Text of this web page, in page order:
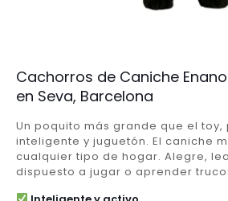
Cachorros de Caniche
en Seva, Barcelona
Un poquito más grande que el toy,
inteligente y juguetón. El caniche
cualquier tipo de hogar. Alegre,
dispuesto a jugar o aprender